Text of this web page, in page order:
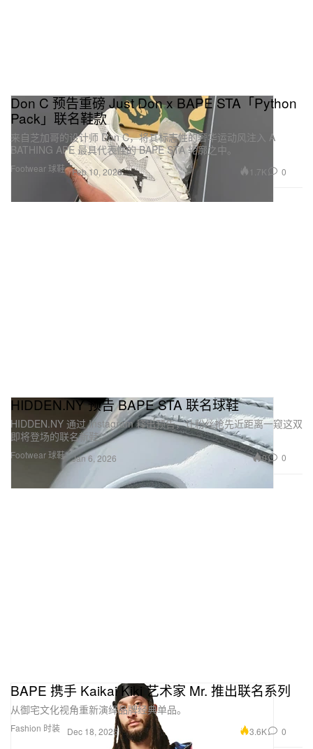
Footwear 球鞋
Don C 预告重磅 Just Don x BAPE STA「Python
Pack」联名鞋款
来自芝加哥的设计师 Don C，将其标志性的奢华运动风注入 A
BATHING APE 最具代表性的 BAPE STA 轮廓之中。
Feb 10, 2026 1.7K 0
Footwear 球鞋
HIDDEN.NY 预告 BAPE STA 联名球鞋
HIDDEN.NY 通过 Instagram 释出预告，让粉丝抢先近距离一窥这双
即将登场的联名新鞋。
Jan 6, 2026 0 0
Fashion 时装
BAPE 携手 Kaikai Kiki 艺术家 Mr. 推出联名系列
从御宅文化视角重新演绎品牌经典单品。
Dec 18, 2025 3.6K 0